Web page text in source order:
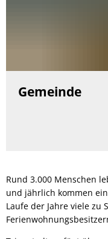
Gemeinde
Rund 3.000 Menschen
und jährlich kommen
Laufe der Jahre viele zu